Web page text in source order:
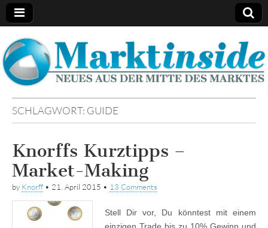
Marktinside
SCHLAGWORT: GUIDE
Knorffs Kurztipps –
Market-Making
by Knorff • 21. April 2015 • 13 Comments
Stell Dir vor, Du könntest mit einem